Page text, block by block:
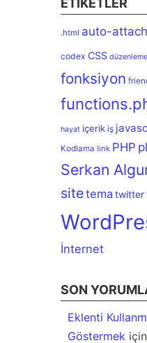
ETIKETLER
.html auto-
codex CSS düzenleme
fonksiyon
hayat içerik iş
Kodlama link PHP
Serkan
sitetema twitter
İnternet
SON
Eklenti
Göstermekiçin